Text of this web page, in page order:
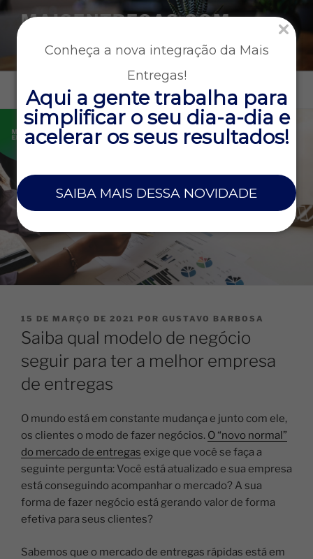
Conheça a nova integração da Mais
Entregas!
Aqui a gente trabalha para
simplificar o seu dia-a-dia e
acelerar os seus resultados!
SAIBA MAIS DESSA NOVIDADE
MAISENTREGAS.COM
rápidas
Menu
15 DE MARÇO DE 2021 POR GUSTAVO BARBOSA
Saiba qual modelo de negócio
seguir para ter a melhor empresa
de entregas
O mundo está em constante mudança e junto com ele,
os clientes o modo de fazer negócios. O “novo normal”
do mercado de entregas exige que você se faça a
seguinte pergunta: Você está atualizado e sua empresa
está conseguindo acompanhar o mercado? A sua
forma de fazer negócio está gerando valor de forma
efetiva para seus clientes?
Sabemos que o mercado de entregas rápidas está em